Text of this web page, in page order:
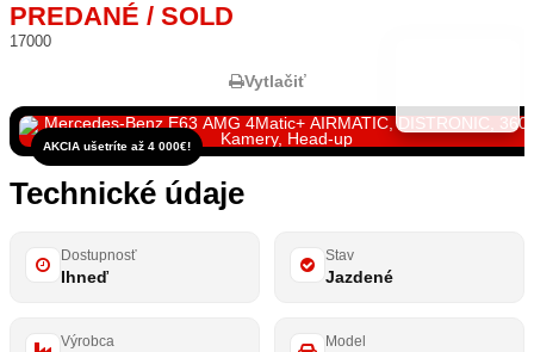
PREDANÉ / SOLD
17000
Vytlačiť
AKCIA ušetríte až 4 000€!
Technické údaje
Dostupnosť
Ihneď
Stav
Jazdené
Výrobca Model